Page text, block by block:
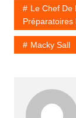
Le Chef De
Préparatoires
Macky Sall